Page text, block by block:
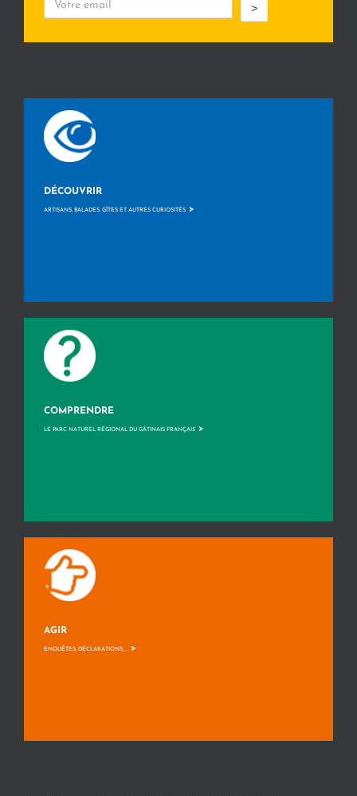
>
DÉCOUVRIR
ARTISANS, BALADES, GÎTES ET AUTRES CURIOSITÉS >
COMPRENDRE
LE PARC NATUREL RÉGIONAL DU GÂTINAIS FRANÇAIS >
AGIR
ENQUÊTES, DÉCLARATIONS, ... >